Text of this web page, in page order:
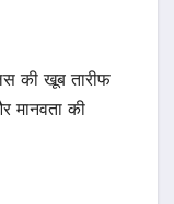
की खूब तारीफ
मानवता की